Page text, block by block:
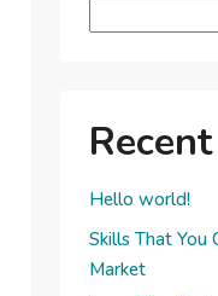
Hello world!
Skills That You
Market